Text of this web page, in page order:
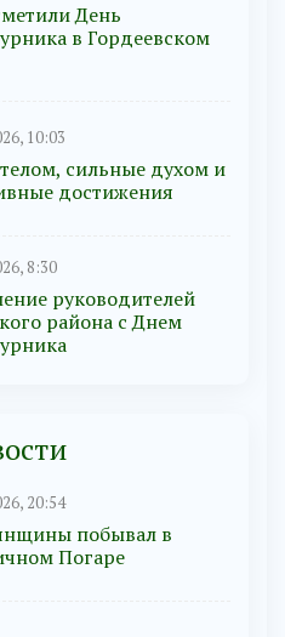
День
в Гордеевском
10:03
сильные духом и
достижения
8:30
руководителей
района с Днем
20:54
побывал в
Погаре